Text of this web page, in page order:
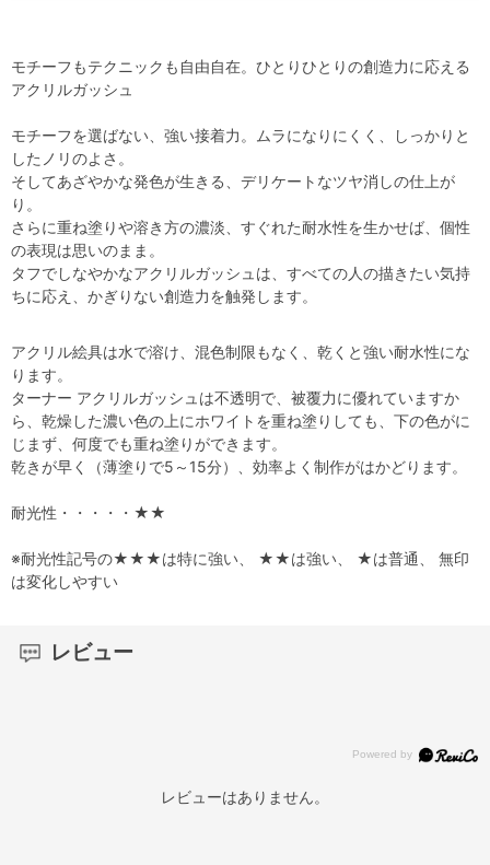
モチーフもテクニックも自由自在。ひとりひとりの創造力に応える
アクリルガッシュ
モチーフを選ばない、強い接着力。ムラになりにくく、しっかりと
したノリのよさ。
そしてあざやかな発色が生きる、デリケートなツヤ消しの仕上が
り。
さらに重ね塗りや溶き方の濃淡、すぐれた耐水性を生かせば、個性
の表現は思いのまま。
タフでしなやかなアクリルガッシュは、すべての人の描きたい気持
ちに応え、かぎりない創造力を触発します。
アクリル絵具は水で溶け、混色制限もなく、乾くと強い耐水性にな
ります。
ターナー アクリルガッシュは不透明で、被覆力に優れていますか
ら、乾燥した濃い色の上にホワイトを重ね塗りしても、下の色がに
じまず、何度でも重ね塗りができます。
乾きが早く（薄塗りで5～15分）、効率よく制作がはかどります。
耐光性・・・・・★★
※耐光性記号の★★★は特に強い、 ★★は強い、 ★は普通、 無印
は変化しやすい
レビュー
レビューはありません。